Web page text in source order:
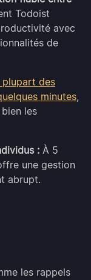
Todoist
avec
de
plupart des
minutes,
les
: À 5
une gestion
abrupt.
les rappels